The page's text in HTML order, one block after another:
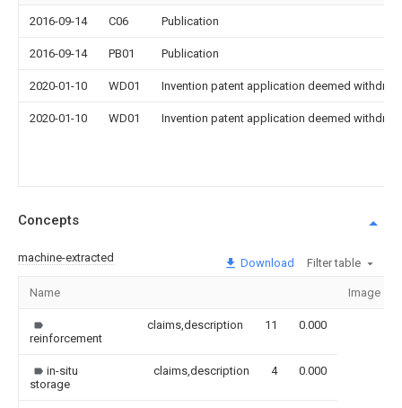
2016-09-14 C06 Publication
2016-09-14 PB01 Publication
2020-01-10 WD01 Invention patent application deemed
2020-01-10 WD01 Invention patent application deemed
Concepts
machine-extracted Download Filter table
Name Image
reinforcement
claims,description 11 0.000
in-situ
storage
claims,description 4 0.000